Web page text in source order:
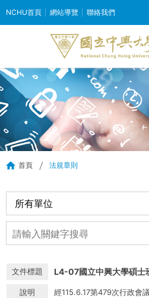
NCHU首頁 網站導覽 聯絡我們
首頁 法規章則
L4-07國立中興大學碩士
經115.6.17第479次行政會